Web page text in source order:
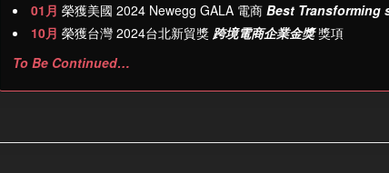
01月 榮獲美國 2024 Newegg GALA 電商 Best Transforming
10月 榮獲台灣 2024台北新貿獎 跨境電商企業金獎獎項
To Be Continued…